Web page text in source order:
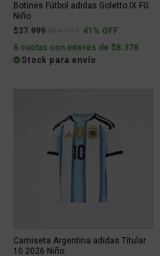
Botines Fútbol adidas Goletto IX FG
Niño
$37.999
Price reduced from
to41% OFF
6 cuotas con interés de $8.378
Stock para envío
Camiseta Argentina adidas Titular
10 2026 Niño